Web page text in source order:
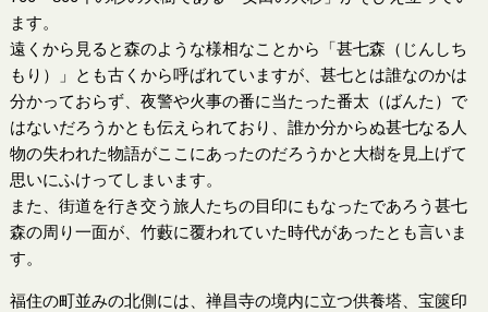
ます。
遠くから見ると森のような様相なことから「甚七森（じんしち
もり）」とも古くから呼ばれていますが、甚七とは誰なのかは
分かっておらず、夜警や火事の番に当たった番太（ばんた）で
はないだろうかとも伝えられており、誰か分からぬ甚七なる人
物の失われた物語がここにあったのだろうかと大樹を見上げて
思いにふけってしまいます。
また、街道を行き交う旅人たちの目印にもなったであろう甚七
森の周り一面が、竹藪に覆われていた時代があったとも言いま
す。
福住の町並みの北側には、禅昌寺の境内に立つ供養塔、宝篋印